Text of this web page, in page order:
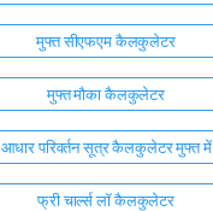
मुफ्त सीएफएम कैलकुलेटर
मुफ्त मौका कैलकुलेटर
आधार परिवर्तन सूत्र कैलकुलेटर मुफ्त में
फ्री चार्ल्स लॉ कैलकुलेटर